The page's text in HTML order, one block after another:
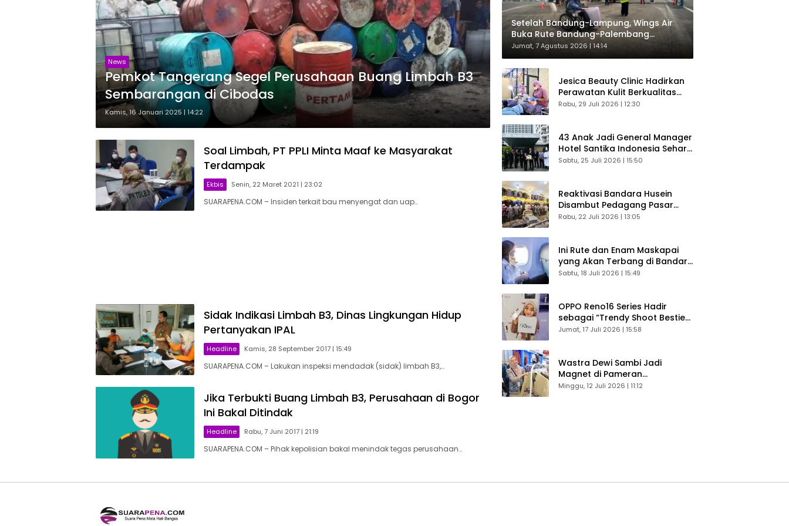
News
Pemkot Tangerang Segel Perusahaan Buang Limbah B3
Sembarangan di Cibodas
Kamis, 16 Januari 2025 | 14:22
Soal Limbah, PT PPLI Minta Maaf ke Masyarakat
Terdampak
Ekbis Senin, 22 Maret 2021 | 23:02
SUARAPENA.COM – Insiden terkait bau menyengat dan uap…
Sidak Indikasi Limbah B3, Dinas Lingkungan Hidup
Pertanyakan IPAL
Headline Kamis, 28 September 2017 | 15:49
SUARAPENA.COM – Lakukan inspeksi mendadak (sidak) limbah B3,…
Jika Terbukti Buang Limbah B3, Perusahaan di Bogor
Ini Bakal Ditindak
Headline Rabu, 7 Juni 2017 | 21:19
SUARAPENA.COM – Pihak kepolisian bakal menindak tegas perusahaan…
Setelah Bandung-Lampung, Wings Air
Buka Rute Bandung-Palembang
Direspons Langsung Penumpang
Jumat, 7 Agustus 2026 | 14:14
Jesica Beauty Clinic Hadirkan
Perawatan Kulit Berkualitas
Plus Konsultasi Gratis
Rabu, 29 Juli 2026 | 12:30
43 Anak Jadi General Manager
Hotel Santika Indonesia Sehari
Sukses Digelar
Sabtu, 25 Juli 2026 | 15:50
Reaktivasi Bandara Husein
Disambut Pedagang Pasar
Baru, Diyakini Bangkitkan
Rabu, 22 Juli 2026 | 13:05
Ini Rute dan Enam Maskapai
yang Akan Terbang di Bandara
Husein Sastranegara
Sabtu, 18 Juli 2026 | 15:49
OPPO Reno16 Series Hadir
sebagai “Trendy Shoot Bestie”,
Bikin Konten Kreator Makin
Jumat, 17 Juli 2026 | 15:58
Wastra Dewi Sambi Jadi
Magnet di Pameran
Dekranasda, Banyak Diminati
Minggu, 12 Juli 2026 | 11:12